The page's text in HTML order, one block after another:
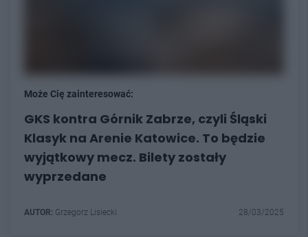
Może Cię zainteresować:
GKS kontra Górnik Zabrze, czyli Śląski
Klasyk na Arenie Katowice. To będzie
wyjątkowy mecz. Bilety zostały
wyprzedane
AUTOR: Grzegorz Lisiecki 28/03/2025